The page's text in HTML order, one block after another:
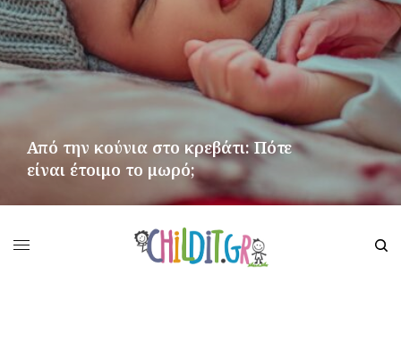
Από την κούνια στο κρεβάτι: Πότε
είναι έτοιμο το μωρό;